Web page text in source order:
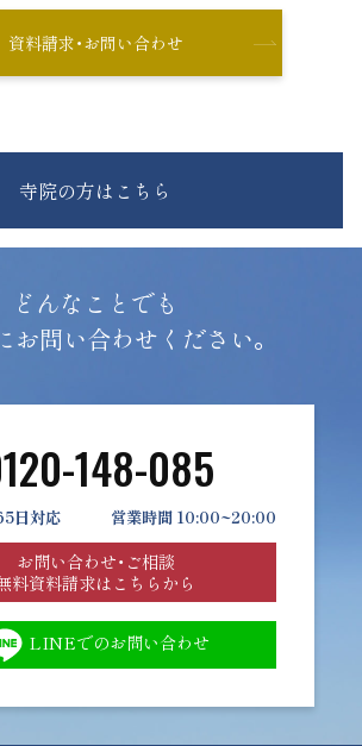
資料請求・お問い合わせ
寺院の方はこちら
どんなことでも
お問い合わせください。
148-085
日対応 営業時間 10:00~20:00
お問い合わせ・ご相談
料資料請求はこちらから
LINEでのお問い合わせ